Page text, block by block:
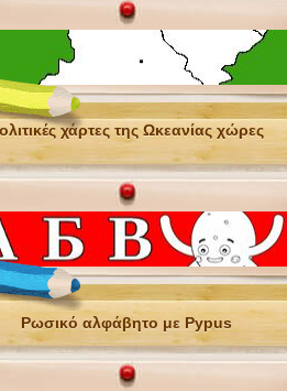
χάρτες της Ωκεανίας χώρες
Ρωσικό αλφάβητο με Pypus